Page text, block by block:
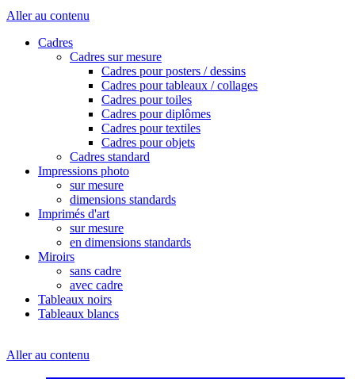
Aller au contenu
Cadres
Cadres sur mesure
Cadres pour posters / dessins
Cadres pour tableaux / collages
Cadres pour toiles
Cadres pour diplômes
Cadres pour textiles
Cadres pour objets
Cadres standard
Impressions photo
sur mesure
dimensions standards
Imprimés d'art
sur mesure
en dimensions standards
Miroirs
sans cadre
avec cadre
Tableaux noirs
Tableaux blancs
Aller au contenu